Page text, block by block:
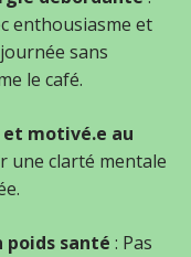
enthousiasme et
sans
le café.
motivé.e au
une clarté mentale
santé : Pas